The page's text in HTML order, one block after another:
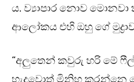
ය. ව්‍යාපාර නොව
ආලෝකය එහි ඔහු ගේ
“අලුතෙන් කවුරු හරි මේ
හැදුවොත් මිනිහ කරන්නෙ